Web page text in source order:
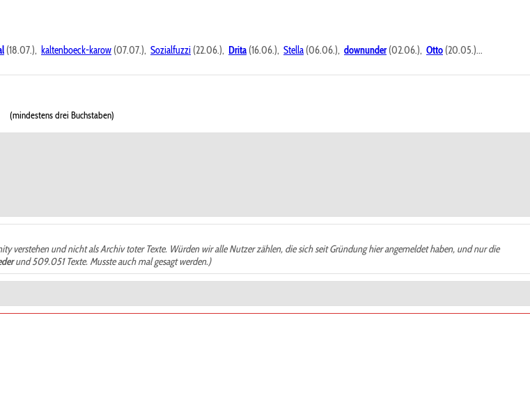
(18.07.), kaltenboeck-karow (07.07.), Sozialfuzzi (22.06.), Drita (16.06.), Stella (06.06.), downunder(02.06.), Otto (20.05.)...
(mindestens drei Buchstaben)
verstehen und nicht als Archiv toter Texte. Würden wir alle Nutzer zählen, die sich seit Gründung hier angemeldet haben, und nur die
und 509.051 Texte. Musste auch mal gesagt werden.)